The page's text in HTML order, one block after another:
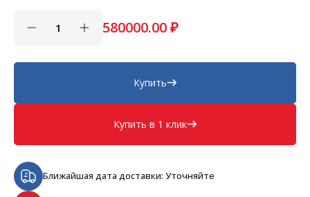
580000.00₽
Купить
Купить в 1 клик
Ближайшая дата доставки: Уточняйте